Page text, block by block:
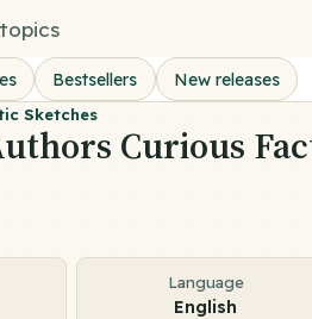
Bestsellers New releases
Sketches
Curious
Language
English